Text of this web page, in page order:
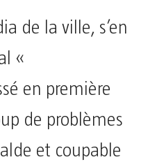
de la ville, s’en
«
en première
de problèmes
et coupable